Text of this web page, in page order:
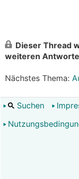
Dieser Thread
weiteren
Nächstes Thema:
Suchen